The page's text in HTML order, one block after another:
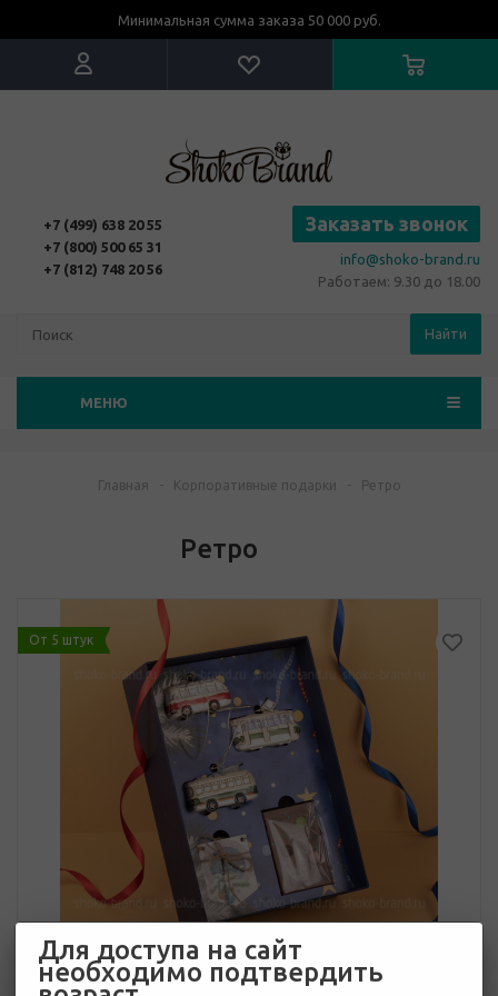
Минимальная сумма заказа 50 000 руб.
+7 (499) 638 20 55
+7 (800) 500 65 31
+7 (812) 748 20 56
Заказать звонок
info@shoko-brand.ru
Работаем: 9.30 до 18.00
Найти
МЕНЮ
Главная - Корпоративные подарки - Ретро
Ретро
От 5 штук
Для доступа на сайт
необходимо подтвердить